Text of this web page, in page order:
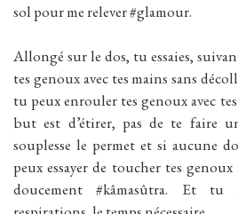
sol pour me relever #glamour.
Allongé sur le dos, tu essaies,
tes genoux avec tes mains sans
tu peux enrouler tes genoux avec
but est d’étirer, pas de te faire
souplesse le permet et si aucune
peux essayer de toucher tes
doucement #kâmasûtra. Et tu